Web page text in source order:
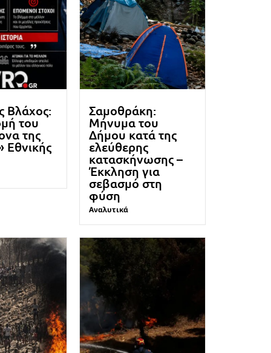
Βλάχος:
του
της
Εθνικής
Σαμοθράκη:
Μήνυμα του
Δήμου κατά της
ελεύθερης
κατασκήνωσης –
Έκκληση για
σεβασμό στη
φύση
Αναλυτικά